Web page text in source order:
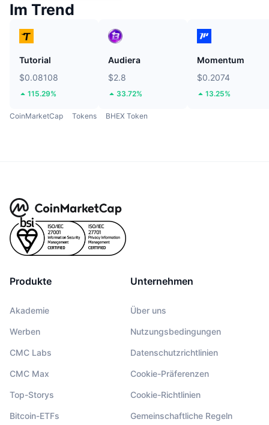
Im Trend
Tutorial
$0.08108
115.29%
Audiera
$2.8
33.72%
Momentum
$0.2074
13.25%
CoinMarketCap Tokens BHEX Token
Produkte
Akademie
Werben
CMC Labs
CMC Max
Top-Storys
Bitcoin-ETFs
Unternehmen
Über uns
Nutzungsbedingungen
Datenschutzrichtlinien
Cookie-Präferenzen
Cookie-Richtlinien
Gemeinschaftliche Regeln